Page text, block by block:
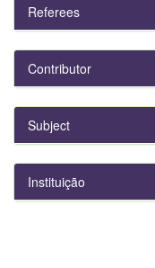
Referees
Contributor
Subject
Instituição